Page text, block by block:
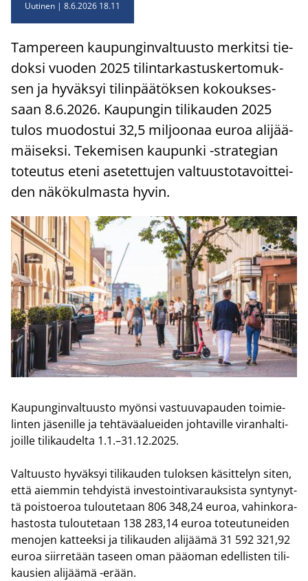
Uutinen 8.6.2026 18.11
Tam­pe­reen kau­pun­gin­val­tuus­to mer­kit­si tie­
dok­si vuo­den 2025 ti­lin­tar­kas­tus­ker­to­muk­
sen ja hy­väk­syi ti­lin­pää­tök­sen ko­kouk­ses­
saan 8.6.2026. Kau­pun­gin ti­li­kau­den 2025
tulos muo­dos­tui 32,5 mil­joo­naa euroa ali­jää­
mäi­sek­si. Te­ke­mi­sen kau­pun­ki -​strategian
to­teu­tus eteni ase­tet­tu­jen val­tuus­to­ta­voit­tei­
den nä­kö­kul­mas­ta hyvin.
Kau­pun­gin­val­tuus­to myön­si vas­tuu­va­pau­den toi­mie­
lin­ten jä­se­nil­le ja teh­tä­vä­aluei­den joh­ta­vil­le vi­ran­hal­ti­
joil­le ti­li­kau­del­ta 1.1.–31.12.2025.
Val­tuus­to hy­väk­syi ti­li­kau­den tu­lok­sen kä­sit­te­lyn siten,
että ai­em­min teh­dyis­tä in­ves­toin­ti­va­rauk­sis­ta syn­ty­nyt­
tä pois­toe­roa tu­lou­te­taan 806 348,24 euroa, va­hin­ko­ra­
has­tos­ta tu­lou­te­taan 138 283,14 euroa to­teu­tu­nei­den
me­no­jen kat­teek­si ja ti­li­kau­den ali­jää­mä 31 592 321,92
euroa siir­re­tään ta­seen oman pää­oman edel­lis­ten ti­li­
kausien ali­jää­mä -​erään.